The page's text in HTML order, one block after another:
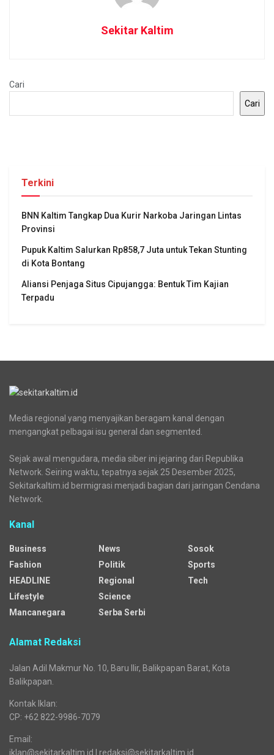
Sekitar Kaltim
Cari
Cari
Terkini
BNN Kaltim Tangkap Dua Kurir Narkoba Jaringan Lintas
Provinsi
Pupuk Kaltim Salurkan Rp858,7 Juta untuk Tekan Stunting
di Kota Bontang
Aliansi Penjaga Situs Cipujangga: Bentuk Tim Kajian
Terpadu
Media regional yang menyajikan beragam kanal dengan
mengangkat pelbagai isu general dan segmented.
Sejak awal mengudara, media siber ini jejaring dari Republika
Network. Seiring waktu, tepatnya sejak 25 Desember 2025,
Sekitarkaltim.id bermigrasi menjadi bagian dari jaringan Cendana
Network.
Kanal
Business
Fashion
HEADLINE
Lifestyle
Mancanegara
News
Politik
Regional
Science
Serba Serbi
Sosok
Sports
Tech
Alamat Redaksi
Jalan Adil Makmur No. 10, Baru Ilir, Balikpapan Barat, Kota
Balikpapan.
Kontak Iklan:
CP: +62 822-9986-7079
Email:
iklan@sekitarkaltim.id I redaksi@sekitarkaltim.id